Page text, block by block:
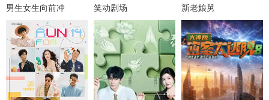
男生女生向前冲 笑动剧场 新老娘舅